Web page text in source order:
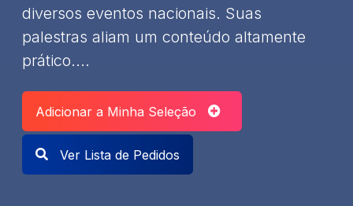
diversos eventos nacionais. Suas
palestras aliam um conteúdo altamente
prático....
Adicionar a Minha Seleção
Ver Lista de Pedidos